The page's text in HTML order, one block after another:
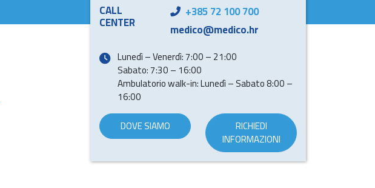
CALL
CENTER
+385 72 100 700
medico@medico.hr
Lunedì – Venerdì: 7:00 – 21:00
Sabato: 7:30 – 16:00
Ambulatorio walk-in: Lunedì – Sabato 8:00 –
16:00
DOVE SIAMO
RICHIEDI
INFORMAZIONI